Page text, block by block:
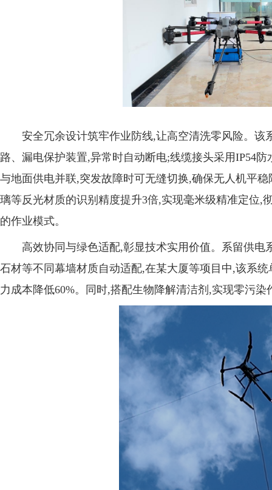
安全冗余设计筑牢作业防线,让高空清洗零风险。
路、漏电保护装置,异常时自动断电;线缆接头采用IP54
与地面供电并联,突发故障时可无缝切换,确保无人机平
璃等反光材质的识别精度提升3倍,实现毫米级精准定位,
的作业模式。
高效协同与绿色适配,彰显技术实用价值。系留供
石材等不同幕墙材质自动适配,在某大厦等项目中,该系
力成本降低60%。同时,搭配生物降解清洁剂,实现零污染